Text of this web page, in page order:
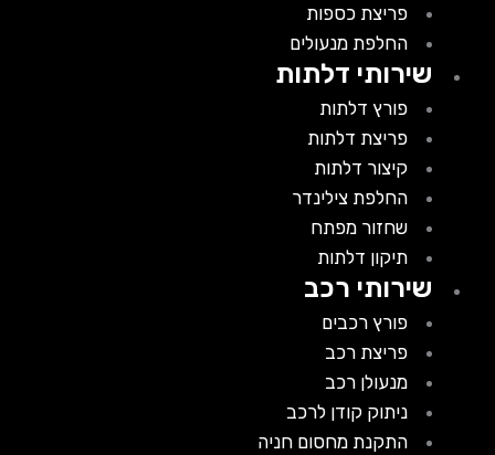
פריצת כספות
החלפת מנעולים
שירותי דלתות
פורץ דלתות
פריצת דלתות
קיצור דלתות
החלפת צילינדר
שחזור מפתח
תיקון דלתות
שירותי רכב
פורץ רכבים
פריצת רכב
מנעולן רכב
ניתוק קודן לרכב
התקנת מחסום חניה